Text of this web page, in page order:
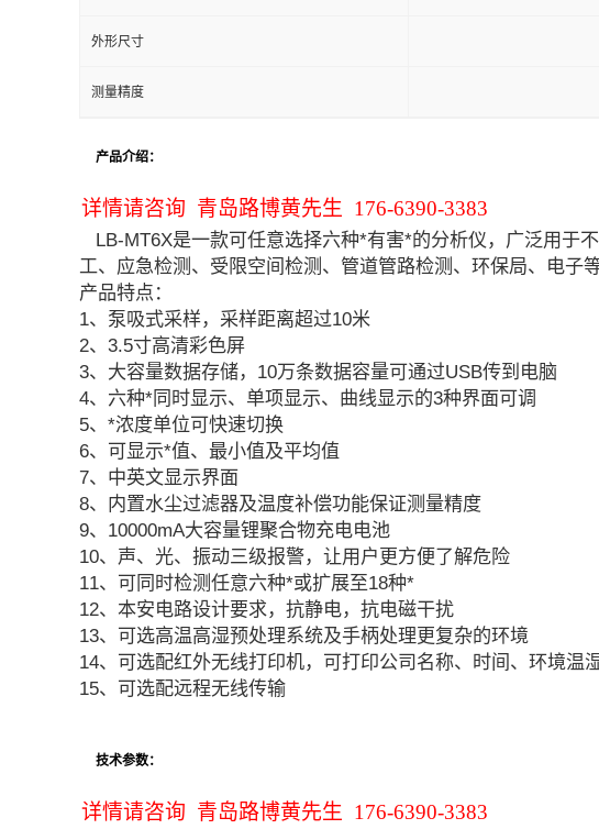
外形尺寸
测量精度
产品介绍：
详情请咨询 青岛路博黄先生 176-6390-3383
LB-MT6X是一款可任意选择六种*有害*的分析仪，广泛用于
工、应急检测、受限空间检测、管道管路检测、环保局、电子等
产品特点：
1、泵吸式采样，采样距离超过10米
2、3.5寸高清彩色屏
3、大容量数据存储，10万条数据容量可通过USB传到电脑
4、六种*同时显示、单项显示、曲线显示的3种界面可调
5、*浓度单位可快速切换
6、可显示*值、最小值及平均值
7、中英文显示界面
8、内置水尘过滤器及温度补偿功能保证测量精度
9、10000mA大容量锂聚合物充电电池
10、声、光、振动三级报警，让用户更方便了解危险
11、可同时检测任意六种*或扩展至18种*
12、本安电路设计要求，抗静电，抗电磁干扰
13、可选高温高湿预处理系统及手柄处理更复杂的环境
14、可选配红外无线打印机，可打印公司名称、时间、环境温
15、可选配远程无线传输
技术参数：
详情请咨询 青岛路博黄先生 176-6390-3383